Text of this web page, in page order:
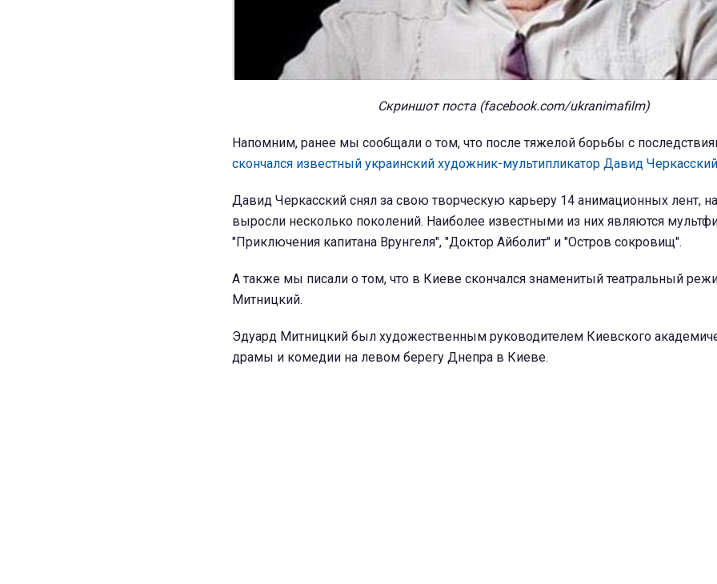
Скриншот поста (facebook.com/ukranimafilm)
Напомним, ранее мы сообщали о том, что после тяжелой борьбы с
скончался известный украинский художник-мультипликатор Давид
Давид Черкасский снял за свою творческую карьеру 14 анимационных лент,
выросли несколько поколений. Наиболее известными из них являются
"Приключения капитана Врунгеля", "Доктор Айболит" и "Остров сокровищ".
А также мы писали о том, что в Киеве скончался знаменитый театральный
Митницкий.
Эдуард Митницкий был художественным руководителем Киевского
драмы и комедии на левом берегу Днепра в Киеве.